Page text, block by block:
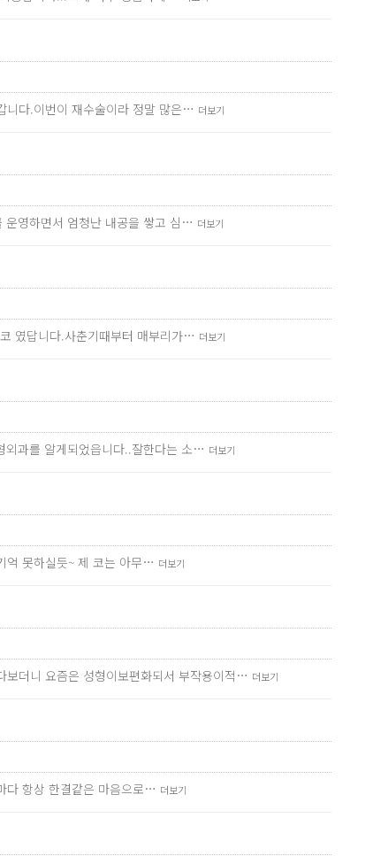
니다.이번이 재수술이라 정말 많은… 더보기
운영하면서 엄청난 내공을 쌓고 심… 더보기
였답니다.사춘기때부터 매부리가… 더보기
외과를 알게되었읍니다..잘한다는 소… 더보기
억 못하실듯~ 제 코는 아무… 더보기
보더니 요즘은 성형이보편화되서 부작용이적… 더보기
다 항상 한결같은 마음으로… 더보기